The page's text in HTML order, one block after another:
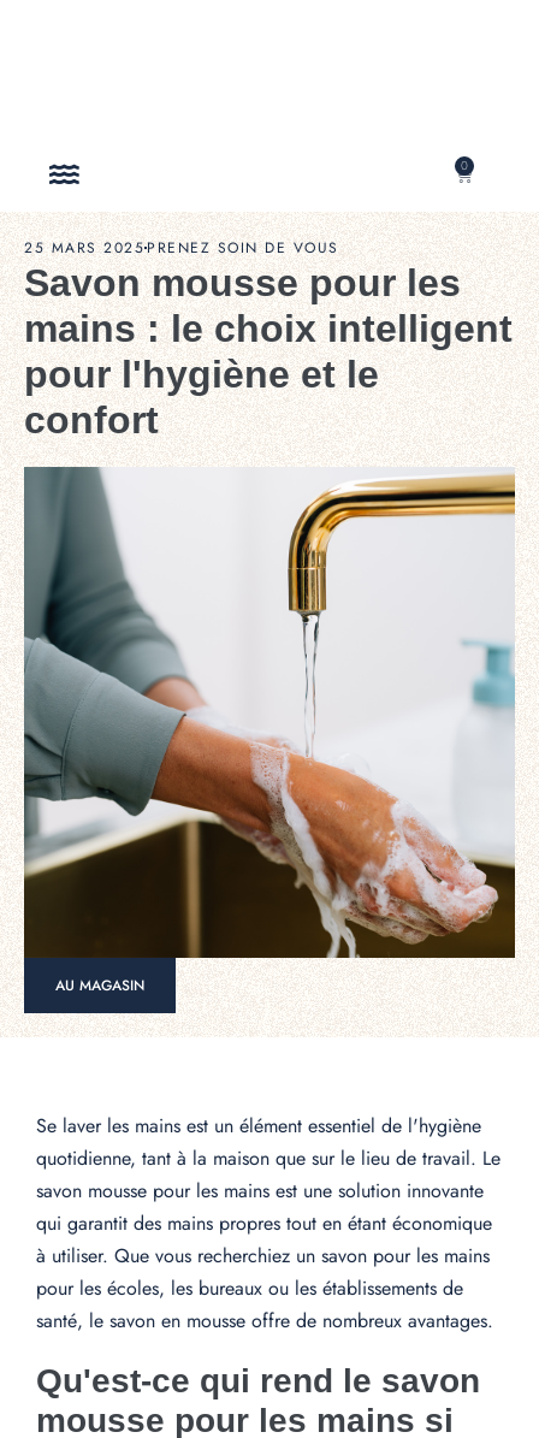
0
25 MARS 2025PRENEZ SOIN DE VOUS
Savon mousse pour les
mains : le choix intelligent
pour l'hygiène et le
confort
AU MAGASIN
Se laver les mains est un élément essentiel de l'hygiène
quotidienne, tant à la maison que sur le lieu de travail. Le
savon mousse pour les mains est une solution innovante
qui garantit des mains propres tout en étant économique
à utiliser. Que vous recherchiez un savon pour les mains
pour les écoles, les bureaux ou les établissements de
santé, le savon en mousse offre de nombreux avantages.
Qu'est-ce qui rend le savon
mousse pour les mains si